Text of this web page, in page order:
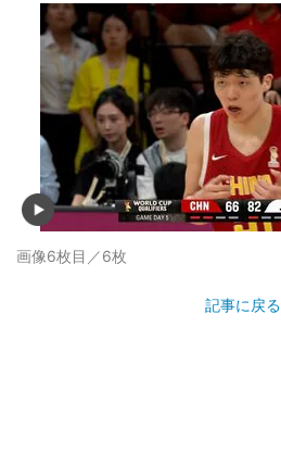
画像6枚目／6枚
記事に戻る